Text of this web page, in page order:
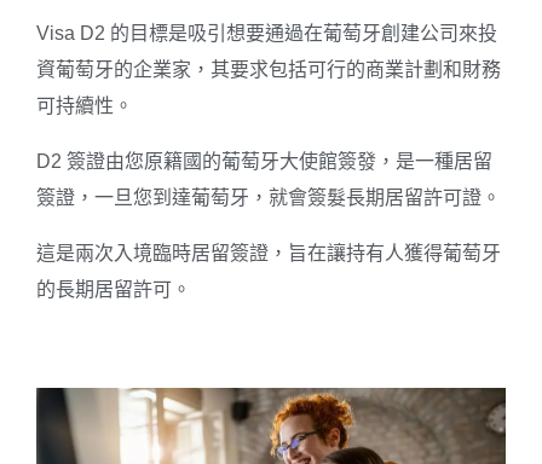
Visa D2 的目標是吸引想要通過在葡萄牙創建公司來投
資葡萄牙的企業家，其要求包括可行的商業計劃和財務
可持續性。
D2 簽證由您原籍國的葡萄牙大使館簽發，是一種居留
簽證，一旦您到達葡萄牙，就會簽髮長期居留許可證。
這是兩次入境臨時居留簽證，旨在讓持有人獲得葡萄牙
的長期居留許可。